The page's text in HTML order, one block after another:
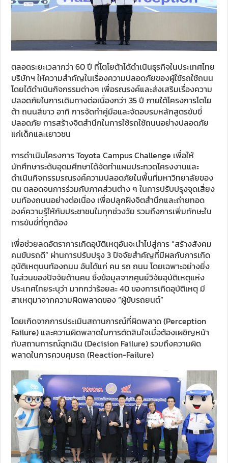
ตลอดระยะเวลากว่า 60 ปี ที่โตโยต้าได้ดำเนินธุรกิจในประเทศไทย
บริษัทฯ ให้ความสำคัญในเรื่องความปลอดภัยของผู้ใช้รถใช้ถนน
โดยได้ดำเนินกิจกรรมต่างๆ เพื่อรณรงค์และส่งเสริมเรื่องความ
ปลอดภัยในการเดินทางต่อเนื่องกว่า 35 ปี ภายใต้โครงการโตโย
ต้า ถนนสีขาว อาทิ การจัดทำคู่มือและจัดอบรมหลักสูตรขับขี่
ปลอดภัย การสร้างจิตสำนึกในการใช้รถใช้ถนนอย่างปลอดภัย
แก่เด็กและเยาวชน
การดำเนินโครงการ Toyota Campus Challenge เพื่อให้
นักศึกษาระดับอุดมศึกษาได้จัดทำแผนประกวดโครงงานและ
ดำเนินกิจกรรมรณรงค์ความปลอดภัยในพื้นที่มหาวิทยาลัยของ
ตน ตลอดจนการร่วมกับภาคส่วนต่าง ๆ ในการปรับปรุงจุดเสี่ยง
บนท้องถนนอย่างต่อเนื่อง เพื่อปลูกฝังจิตสำนึกและถ่ายทอด
องค์ความรู้ให้กับประชาชนในทุกช่วงวัย รวมถึงการเพิ่มทักษะใน
การขับขี่ที่ถูกต้อง
เพื่อช่วยลดอัตราการเกิดอุบัติเหตุอันจะนำไปสู่การ “สร้างสังคม
คนขับรถดี” ผ่านการปรับปรุง 3 ปัจจัยสำคัญที่มีผลกับการเกิด
อุบัติเหตุบนท้องถนน อันได้แก่ คน รถ ถนน โดยเฉพาะอย่างยิ่ง
ในส่วนของปัจจัยด้านคน ซึ่งข้อมูลจากศูนย์วิจัยอุบัติเหตุแห่ง
ประเทศไทยระบุว่า มากกว่าร้อยละ 40 ของการเกิดอุบัติเหตุ มี
สาเหตุมาจากความผิดพลาดของ “ผู้ขับรถยนต์”
โดยเกิดจากการประเมินสถานการณ์ที่ผิดพลาด (Perception
Failure) และความผิดพลาดในการตัดสินใจเมื่อต้องเผชิญหน้า
กับสถานการณ์ฉุกเฉิน (Decision Failure) รวมถึงความผิด
พลาดในการควบคุมรถ (Reaction-Failure)